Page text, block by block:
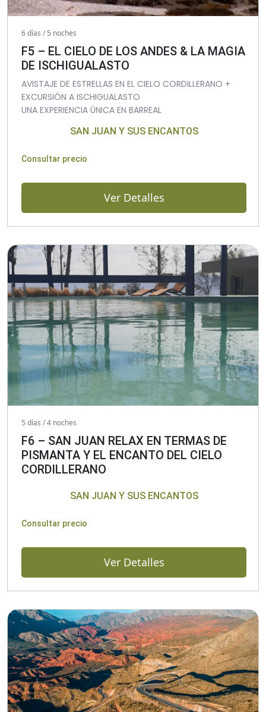
6 días / 5 noches
F5 – EL CIELO DE LOS ANDES & LA MAGIA
DE ISCHIGUALASTO
AVISTAJE DE ESTRELLAS EN EL CIELO CORDILLERANO +
EXCURSIÓN A ISCHIGUALASTO
UNA EXPERIENCIA ÚNICA EN BARREAL
SAN JUAN Y SUS ENCANTOS
Consultar precio
Ver Detalles
5 días / 4 noches
F6 – SAN JUAN RELAX EN TERMAS DE
PISMANTA Y EL ENCANTO DEL CIELO
CORDILLERANO
SAN JUAN Y SUS ENCANTOS
Consultar precio
Ver Detalles